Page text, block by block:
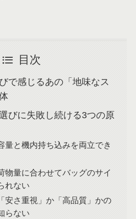
目次
で感じるあの「地味なス
びに失敗し続ける3つの原
と機内持ち込みを両立でき
量に合わせてバッグのサイ
れない
さ重視」か「高品質」かの
らない